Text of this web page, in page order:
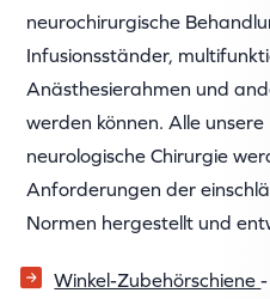
neurochirurgische
Infusionsständer,
Anästhesierahmen und
werden können. Alle
neurologische Chirurgie
Anforderungen der
Normen hergestellt und
Winkel-Zubehörschiene